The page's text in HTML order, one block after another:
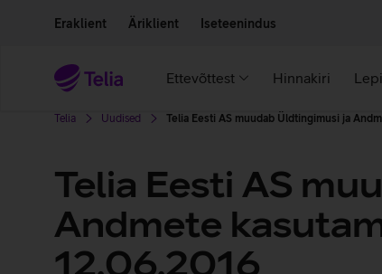
Eraklient Äriklient Iseteenindus
Ettevõttest Hinnakiri
Telia Uudised Telia Eesti AS muudab Üldtingimusi ja
Telia Eesti AS
Andmete
12.06.2016